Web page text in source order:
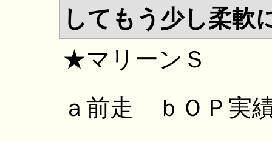
してもう少し柔軟
★マリーンＳ
ａ前走 ｂＯＰ実